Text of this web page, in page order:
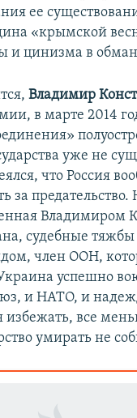
ее
«крымской
и цинизма в
Владимир
в марте 2014
уже не
что Россия
за
Владимиром
судебные
член ООН,
успешно
и НАТО, и
избежать, все
умирать не